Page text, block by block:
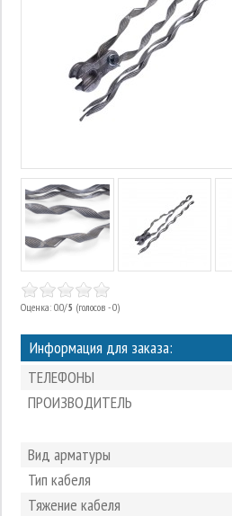
Оценка: 0.0/5 (голосов - 0)
Информация для заказа:
ТЕЛЕФОНЫ
ПРОИЗВОДИТЕЛЬ
Вид арматуры
Тип кабеля
Тяжение кабеля